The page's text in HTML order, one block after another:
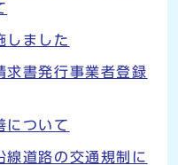
しました
求書発行事業者登録
について
線道路の交通規制に